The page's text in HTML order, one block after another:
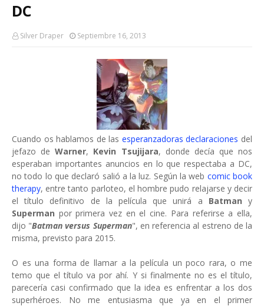
DC
Silver Draper Septiembre 16, 2013
Cuando os hablamos de las esperanzadoras declaraciones del
jefazo deWarner, Kevin Tsujijara, donde decía que nos
esperaban importantes anuncios en lo que respectaba a DC,
no todo lo que declaró salió a la luz. Según la web comic book
therapy, entre tanto parloteo, el hombre pudo relajarse y decir
el título definitivo de la película que unirá a Batman y
Superman por primera vez en el cine. Para referirse a ella,
dijo "Batman versus Superman", en referencia al estreno de la
misma, previsto para 2015.
O es una forma de llamar a la película un poco rara, o me
temo que el título va por ahí. Y si finalmente no es el título,
parecería casi confirmado que la idea es enfrentar a los dos
superhéroes. No me entusiasma que ya en el primer